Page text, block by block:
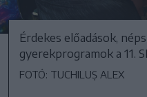
Érdekes előadások,
gyerekprogramok a 11.
FOTÓ: TUCHILUȘ ALEX